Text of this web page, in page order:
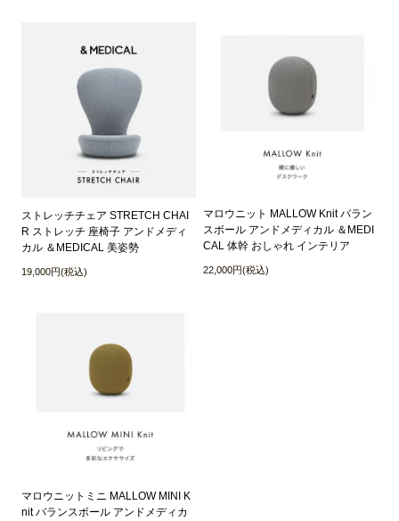
ストレッチチェア STRETCH CHAI
R ストレッチ 座椅子 アンドメディ
カル ＆MEDICAL 美姿勢
19,000円(税込)
マロウニット MALLOW Knit バラン
スボール アンドメディカル ＆MEDI
CAL 体幹 おしゃれ インテリア
22,000円(税込)
マロウニットミニ MALLOW MINI K
nit バランスボール アンドメディカ